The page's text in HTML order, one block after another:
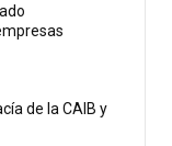
de la CAIB y